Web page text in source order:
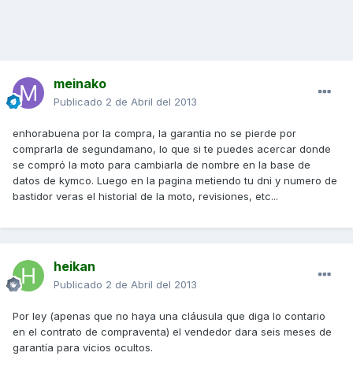
meinako
Publicado 2 de Abril del 2013
enhorabuena por la compra, la garantia no se pierde por
comprarla de segundamano, lo que si te puedes acercar donde
se compró la moto para cambiarla de nombre en la base de
datos de kymco. Luego en la pagina metiendo tu dni y numero de
bastidor veras el historial de la moto, revisiones, etc...
heikan
Publicado 2 de Abril del 2013
Por ley (apenas que no haya una cláusula que diga lo contario
en el contrato de compraventa) el vendedor dara seis meses de
garantía para vicios ocultos.